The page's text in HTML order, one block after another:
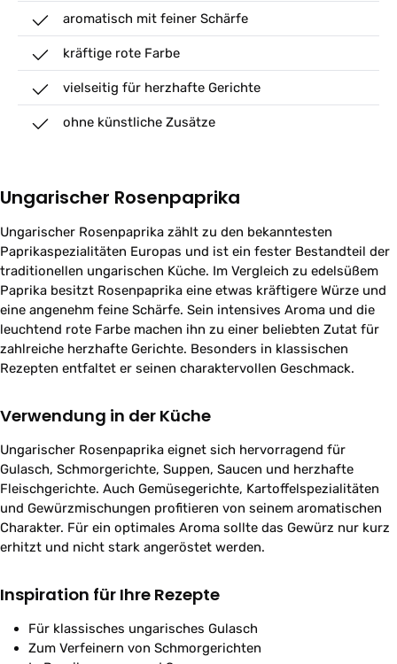
aromatisch mit feiner Schärfe
kräftige rote Farbe
vielseitig für herzhafte Gerichte
ohne künstliche Zusätze
Ungarischer Rosenpaprika
Ungarischer Rosenpaprika zählt zu den bekanntesten
Paprikaspezialitäten Europas und ist ein fester Bestandteil der
traditionellen ungarischen Küche. Im Vergleich zu edelsüßem
Paprika besitzt Rosenpaprika eine etwas kräftigere Würze und
eine angenehm feine Schärfe. Sein intensives Aroma und die
leuchtend rote Farbe machen ihn zu einer beliebten Zutat für
zahlreiche herzhafte Gerichte. Besonders in klassischen
Rezepten entfaltet er seinen charaktervollen Geschmack.
Verwendung in der Küche
Ungarischer Rosenpaprika eignet sich hervorragend für
Gulasch, Schmorgerichte, Suppen, Saucen und herzhafte
Fleischgerichte. Auch Gemüsegerichte, Kartoffelspezialitäten
und Gewürzmischungen profitieren von seinem aromatischen
Charakter. Für ein optimales Aroma sollte das Gewürz nur kurz
erhitzt und nicht stark angeröstet werden.
Inspiration für Ihre Rezepte
Für klassisches ungarisches Gulasch
Zum Verfeinern von Schmorgerichten